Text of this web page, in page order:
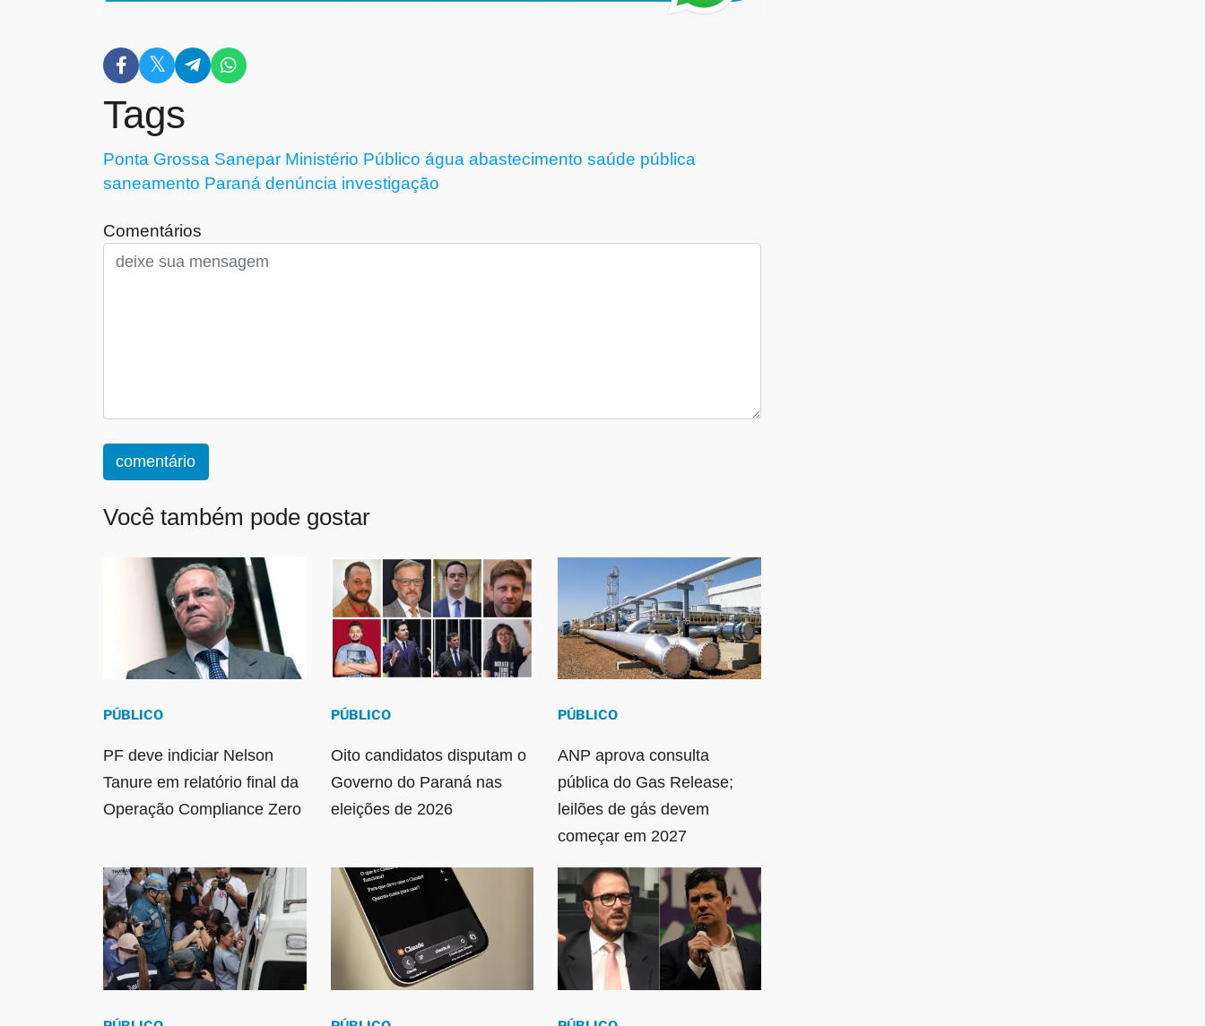
Tags
Ponta Grossa Sanepar Ministério Público água abastecimento saúde pública
saneamento Paraná denúncia investigação
Comentários
comentário
Você também pode gostar
PÚBLICO
PF deve indiciar Nelson
Tanure em relatório final da
Operação Compliance Zero
PÚBLICO
Oito candidatos disputam o
Governo do Paraná nas
eleições de 2026
PÚBLICO
ANP aprova consulta
pública do Gas Release;
leilões de gás devem
começar em 2027